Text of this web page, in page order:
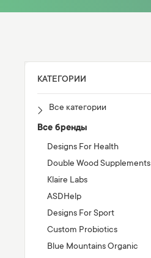
КАТЕГОРИИ
Все категории
Все бренды
Designs For Health
Double Wood Supplements
Klaire Labs
ASDHelp
Designs For Sport
Custom Probiotics
Blue Mountains Organic